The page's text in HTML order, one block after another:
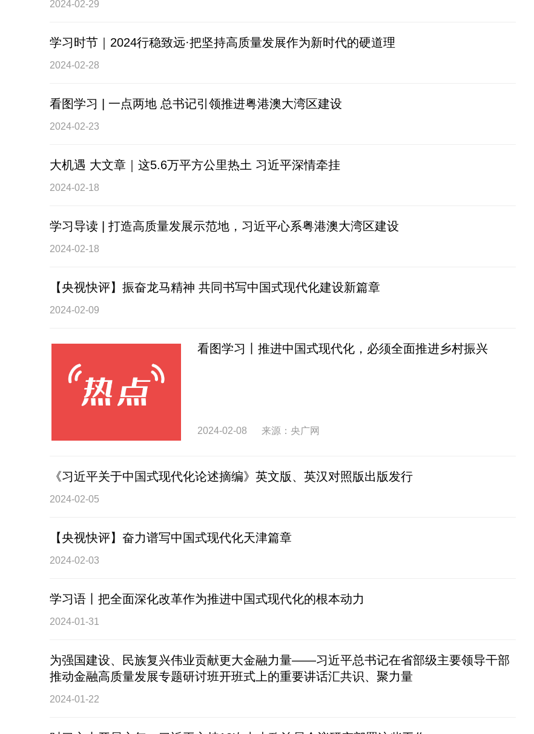
2024-02-29
学习时节｜2024行稳致远·把坚持高质量发展作为新时代的硬道理
2024-02-28
看图学习 | 一点两地 总书记引领推进粤港澳大湾区建设
2024-02-23
大机遇 大文章｜这5.6万平方公里热土 习近平深情牵挂
2024-02-18
学习导读 | 打造高质量发展示范地，习近平心系粤港澳大湾区建设
2024-02-18
【央视快评】振奋龙马精神 共同书写中国式现代化建设新篇章
2024-02-09
看图学习丨推进中国式现代化，必须全面推进乡村振兴
2024-02-08 来源：央广网
《习近平关于中国式现代化论述摘编》英文版、英汉对照版出版发行
2024-02-05
【央视快评】奋力谱写中国式现代化天津篇章
2024-02-03
学习语丨把全面深化改革作为推进中国式现代化的根本动力
2024-01-31
为强国建设、民族复兴伟业贡献更大金融力量——习近平总书记在省部级主要领导干部
推动金融高质量发展专题研讨班开班式上的重要讲话汇共识、聚力量
2024-01-22